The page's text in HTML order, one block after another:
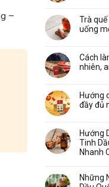
–
Trà quế
uống
Cách
nhiên,
Hướng
đầy đủ
Hướng
Tinh
Nhanh
Những